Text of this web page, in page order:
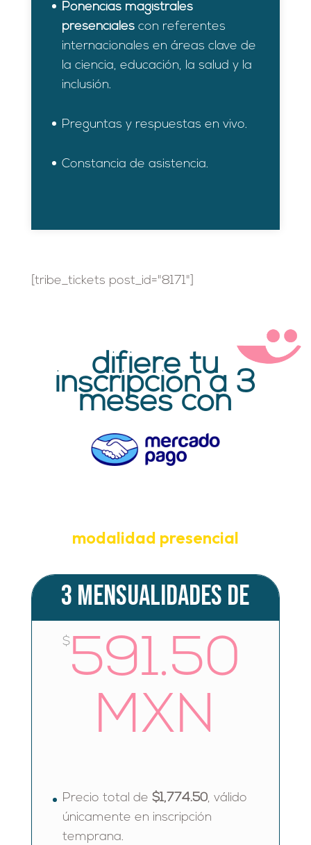
Ponencias magistrales
presencialescon referentes
internacionales en áreas clave de
la ciencia, educación, la salud y la
inclusión.
Preguntas y respuestas en vivo.
Constancia de asistencia.
[tribe_tickets post_id="8171"]
difiere tu
inscripción a 3
meses con
modalidad presencial
3 mensualidades de
$591.50
MXN
Precio total de $1,774.50, válido
únicamente en inscripción
temprana.